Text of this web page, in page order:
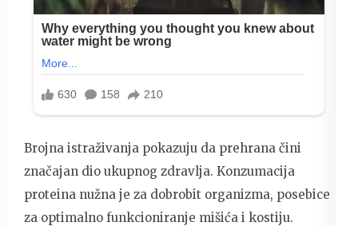
Brojna istraživanja pokazuju da prehrana čini
značajan dio ukupnog zdravlja. Konzumacija
proteina nužna je za dobrobit organizma, posebice
za optimalno funkcioniranje mišića i kostiju.